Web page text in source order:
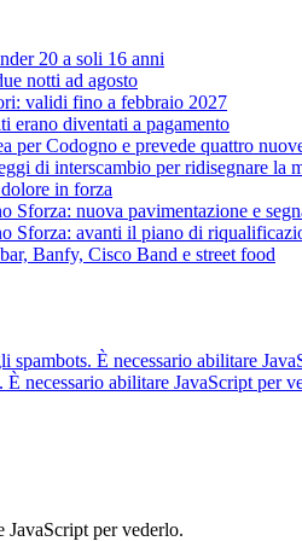
20 a soli 16 anni
notti ad agosto
validi fino a febbraio 2027
erano diventati a pagamento
per Codogno e prevede quattro
di interscambio per ridisegnare la
in forza
nuova pavimentazione e
Sforza: avanti il piano di
Banfy, Cisco Band e street food
spambots. È necessario abilitare
necessario abilitare JavaScript per
JavaScript per vederlo.